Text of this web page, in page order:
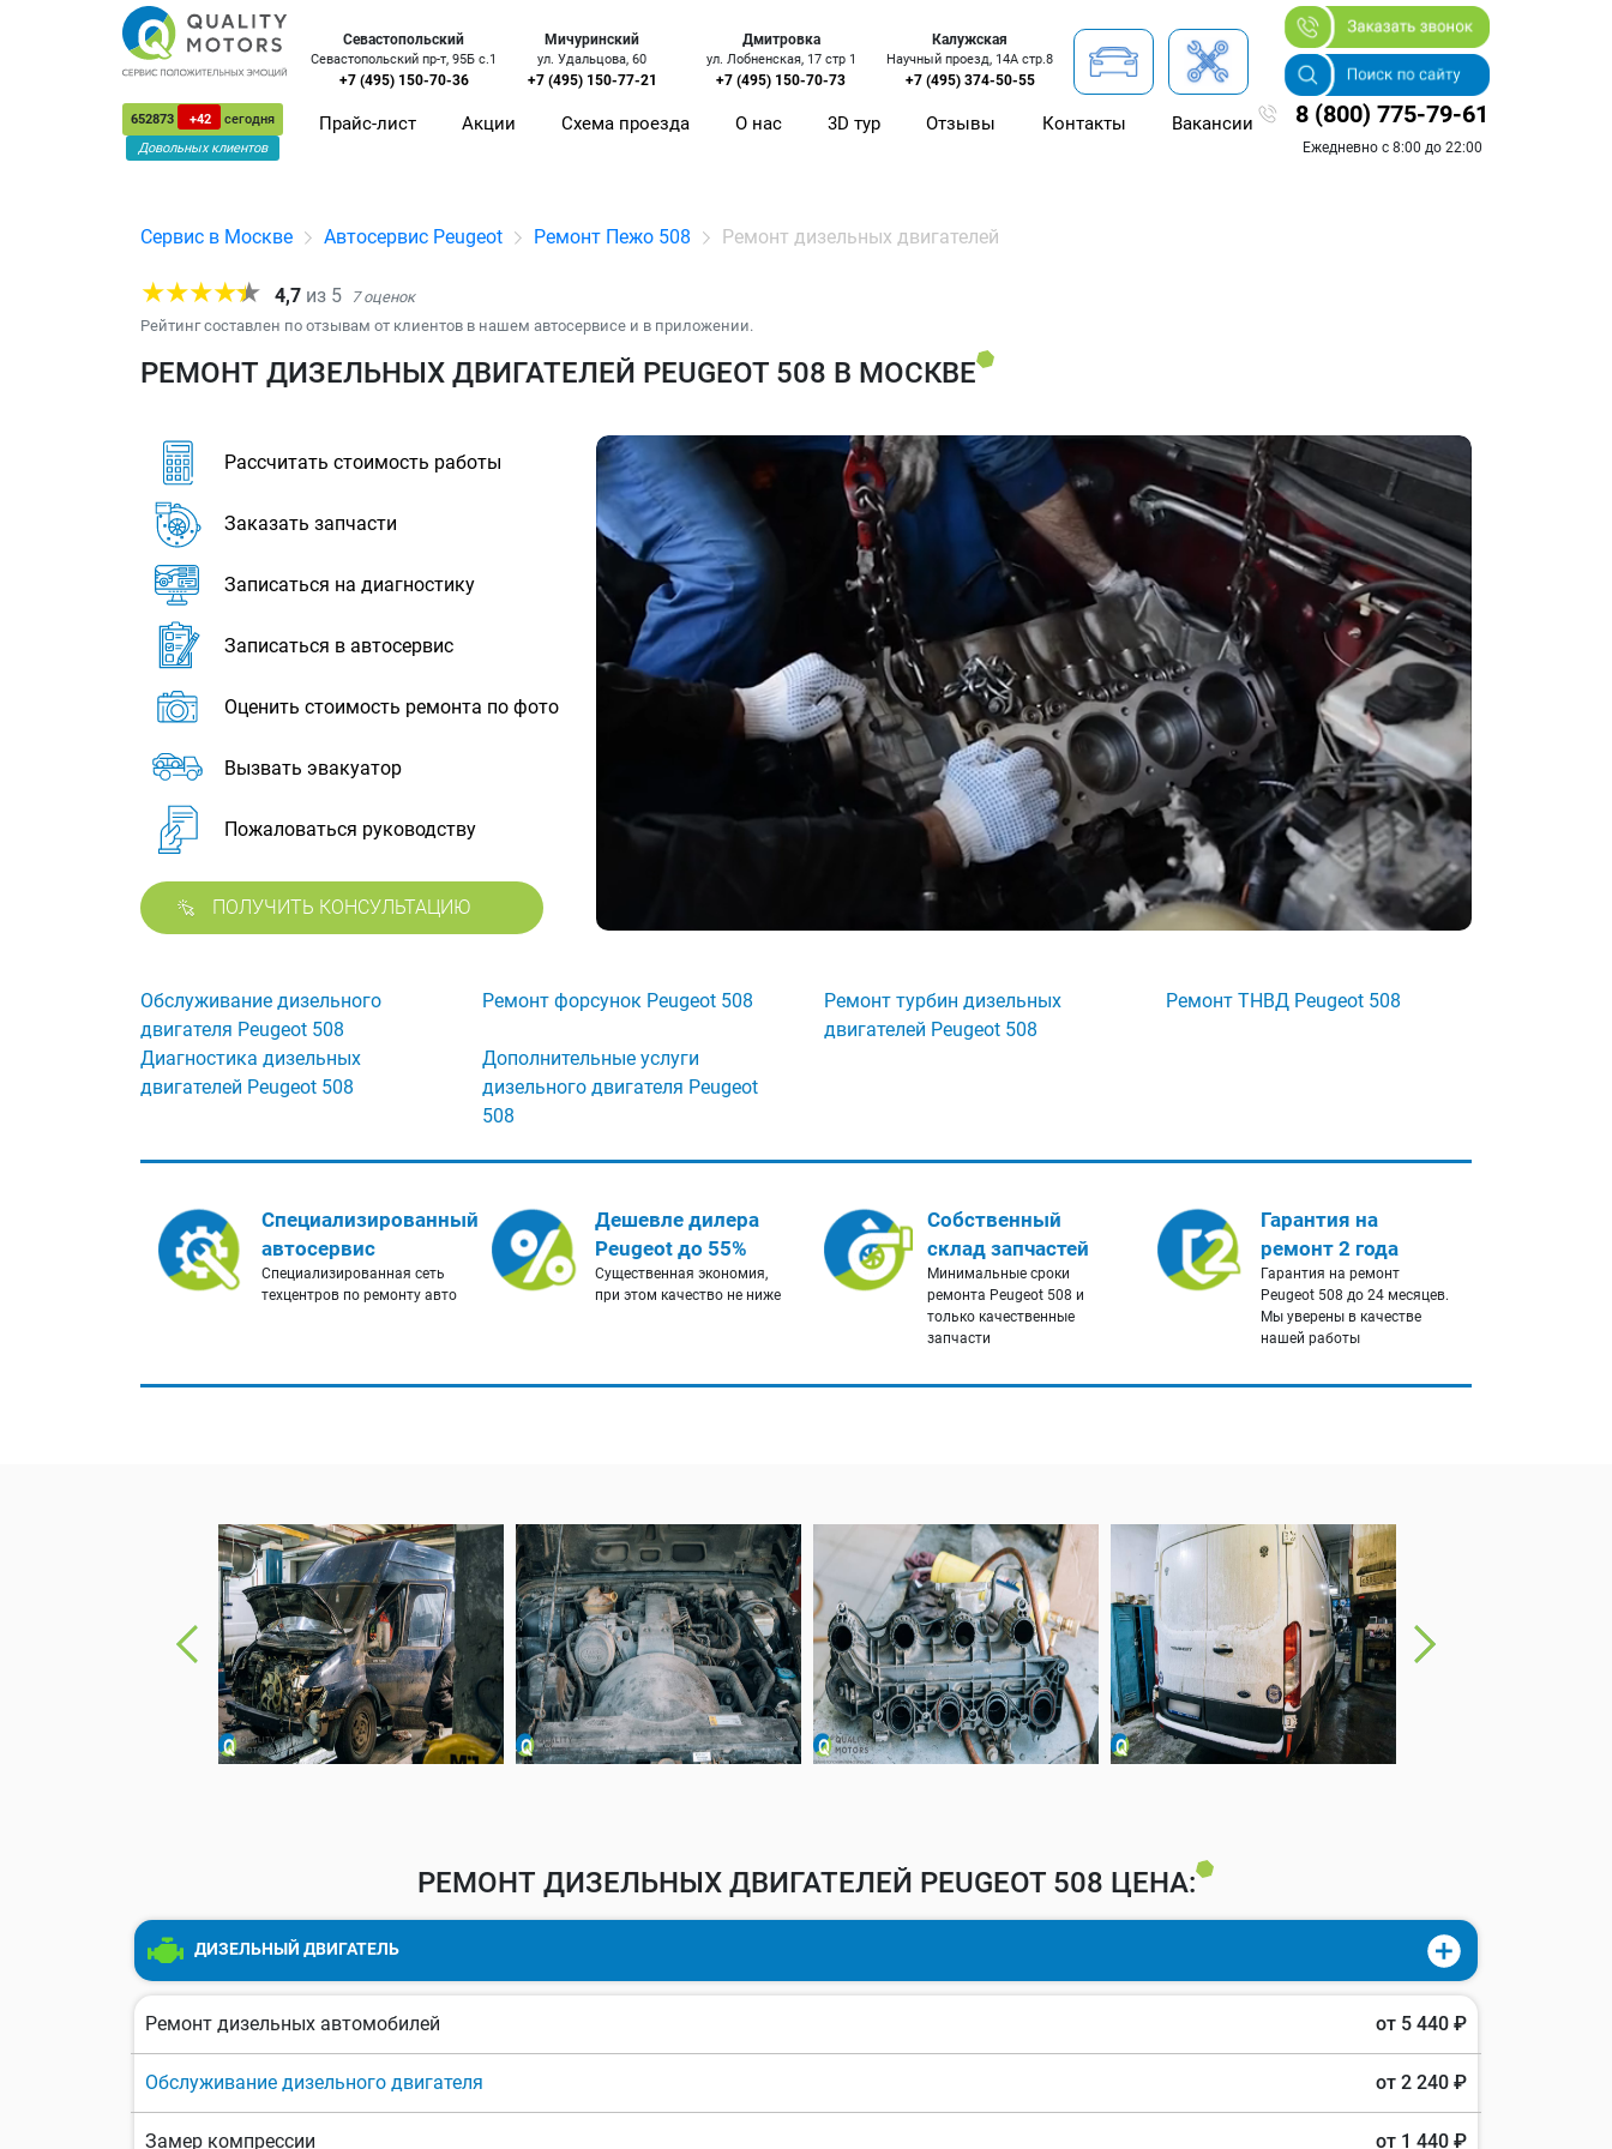
652873 +42
сегодня
Довольных клиентов
Севастопольский
Севастопольский пр-т, 95Б с.1
+7 (495) 150-70-36
Мичуринский
ул. Удальцова, 60
+7 (495) 150-77-21
Дмитровка
ул. Лобненская, 17 стр 1
+7 (495) 150-70-73
Калужская
Научный проезд, 14А стр.8
+7 (495) 374-50-55
Прайс-лист Акции Схема проезда О нас 3D тур Отзывы Контакты Вакансии 8 (800) 775-79-61
Ежедневно с 8:00 до 22:00
Сервис в Москве Автосервис Peugeot Ремонт Пежо 508 Ремонт дизельных двигателей
4,7 из 5 7оценок
Рейтинг составлен по отзывам от клиентов в нашем автосервисе и в приложении.
РЕМОНТ ДИЗЕЛЬНЫХ ДВИГАТЕЛЕЙ PEUGEOT 508 В МОСКВЕ
Рассчитать стоимость работы
Заказать запчасти
Записаться на диагностику
Записаться в автосервис
Оценить стоимость ремонта по фото
Вызвать эвакуатор
Пожаловаться руководству
ПОЛУЧИТЬ КОНСУЛЬТАЦИЮ
Обслуживание дизельного
двигателя Peugeot 508
Ремонт форсунок Peugeot 508
Ремонт турбин дизельных
двигателей Peugeot 508
Ремонт ТНВД Peugeot 508
Диагностика дизельных
двигателей Peugeot 508
Дополнительные услуги
дизельного двигателя Peugeot
508
Специализированный
автосервис
Специализированная сеть
техцентров по ремонту авто
Дешевле дилера
Peugeot до 55%
Существенная экономия,
при этом качество не ниже
Собственный
склад запчастей
Минимальные сроки
ремонта Peugeot 508 и
только качественные
запчасти
Гарантия на
ремонт 2 года
Гарантия на ремонт
Peugeot 508 до 24 месяцев.
Мы уверены в качестве
нашей работы
РЕМОНТ ДИЗЕЛЬНЫХ ДВИГАТЕЛЕЙ PEUGEOT 508 ЦЕНА:
ДИЗЕЛЬНЫЙ ДВИГАТЕЛЬ
Ремонт дизельных автомобилей от 5 440 ₽
Обслуживание дизельного двигателя от 2 240 ₽
Замер компрессии от 1 440 ₽